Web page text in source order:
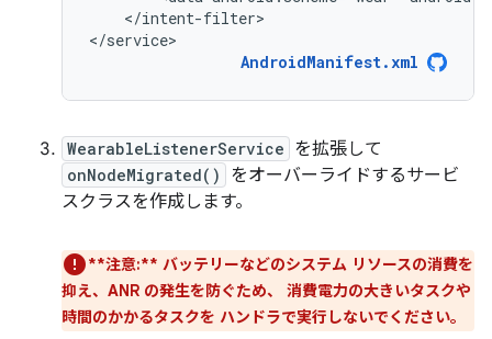
</intent-filter>
</service>
AndroidManifest.xml
WearableListenerService を拡張して
onNodeMigrated()
をオーバーライドするサービ
スクラスを作成します。
**注意:** バッテリーなどのシステム リソースの消費を
抑え、ANR の発生を防ぐため、 消費電力の大きいタスクや
時間のかかるタスクを ハンドラで実行しないでください。